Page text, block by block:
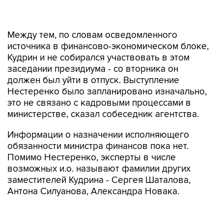
Кудрин и не собирался участвовать в этом
заседании президиума - со вторника он
должен был уйти в отпуск. Выступление
Нестеренко было запланировано изначально,
это не связано с кадровыми процессами в
министерстве, сказал собеседник агентства.
Информации о назначении исполняющего
Помимо Нестеренко, эксперты в числе
возможных и.о. называют фамилии других
заместителей Кудрина - Сергея Шаталова,
Антона Силуанова, Александра Новака.
Международное рейтинговое агентство